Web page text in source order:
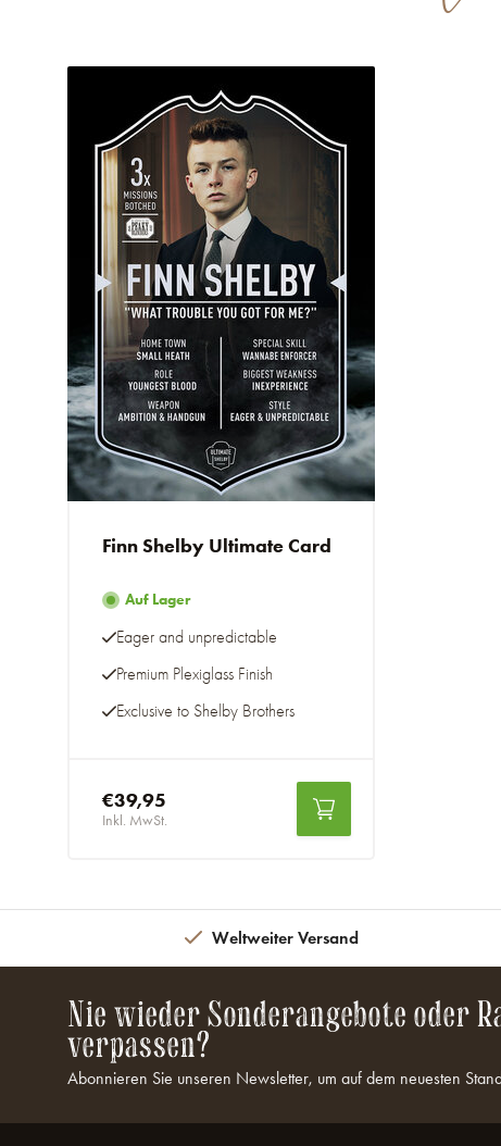
Finn Shelby Ultimate Card
Auf Lager
Eager and unpredictable
Premium Plexiglass Finish
Exclusive to Shelby Brothers
€39,95
Inkl. MwSt.
Weltweiter Versand
Nie wieder Sonderangebote oder
verpassen?
Abonnieren Sie unseren Newsletter, um auf dem neuesten